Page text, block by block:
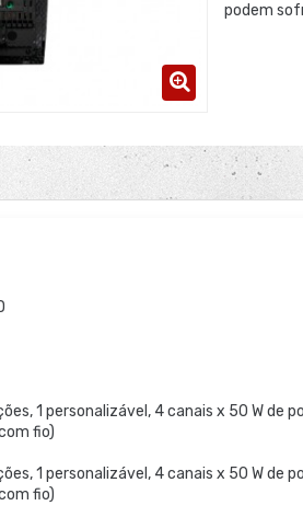
podem
1 personalizável, 4 canais x 50 W de
fio)
1 personalizável, 4 canais x 50 W de
fio)